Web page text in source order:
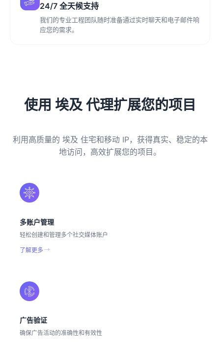
24/7 全天候支持
我们的专业工程团队随时准备通过实时聊天和电子邮件响
应您的需求。
使用 埃及 代理扩展您的项目
利用高质量的 埃及 住宅和移动 IP，获得真实、稳定的本
地访问，高效扩展您的项目。
多账户管理
轻松创建和管理多个社交媒体账户
了解更多
广告验证
确保广告活动的准确性和有效性